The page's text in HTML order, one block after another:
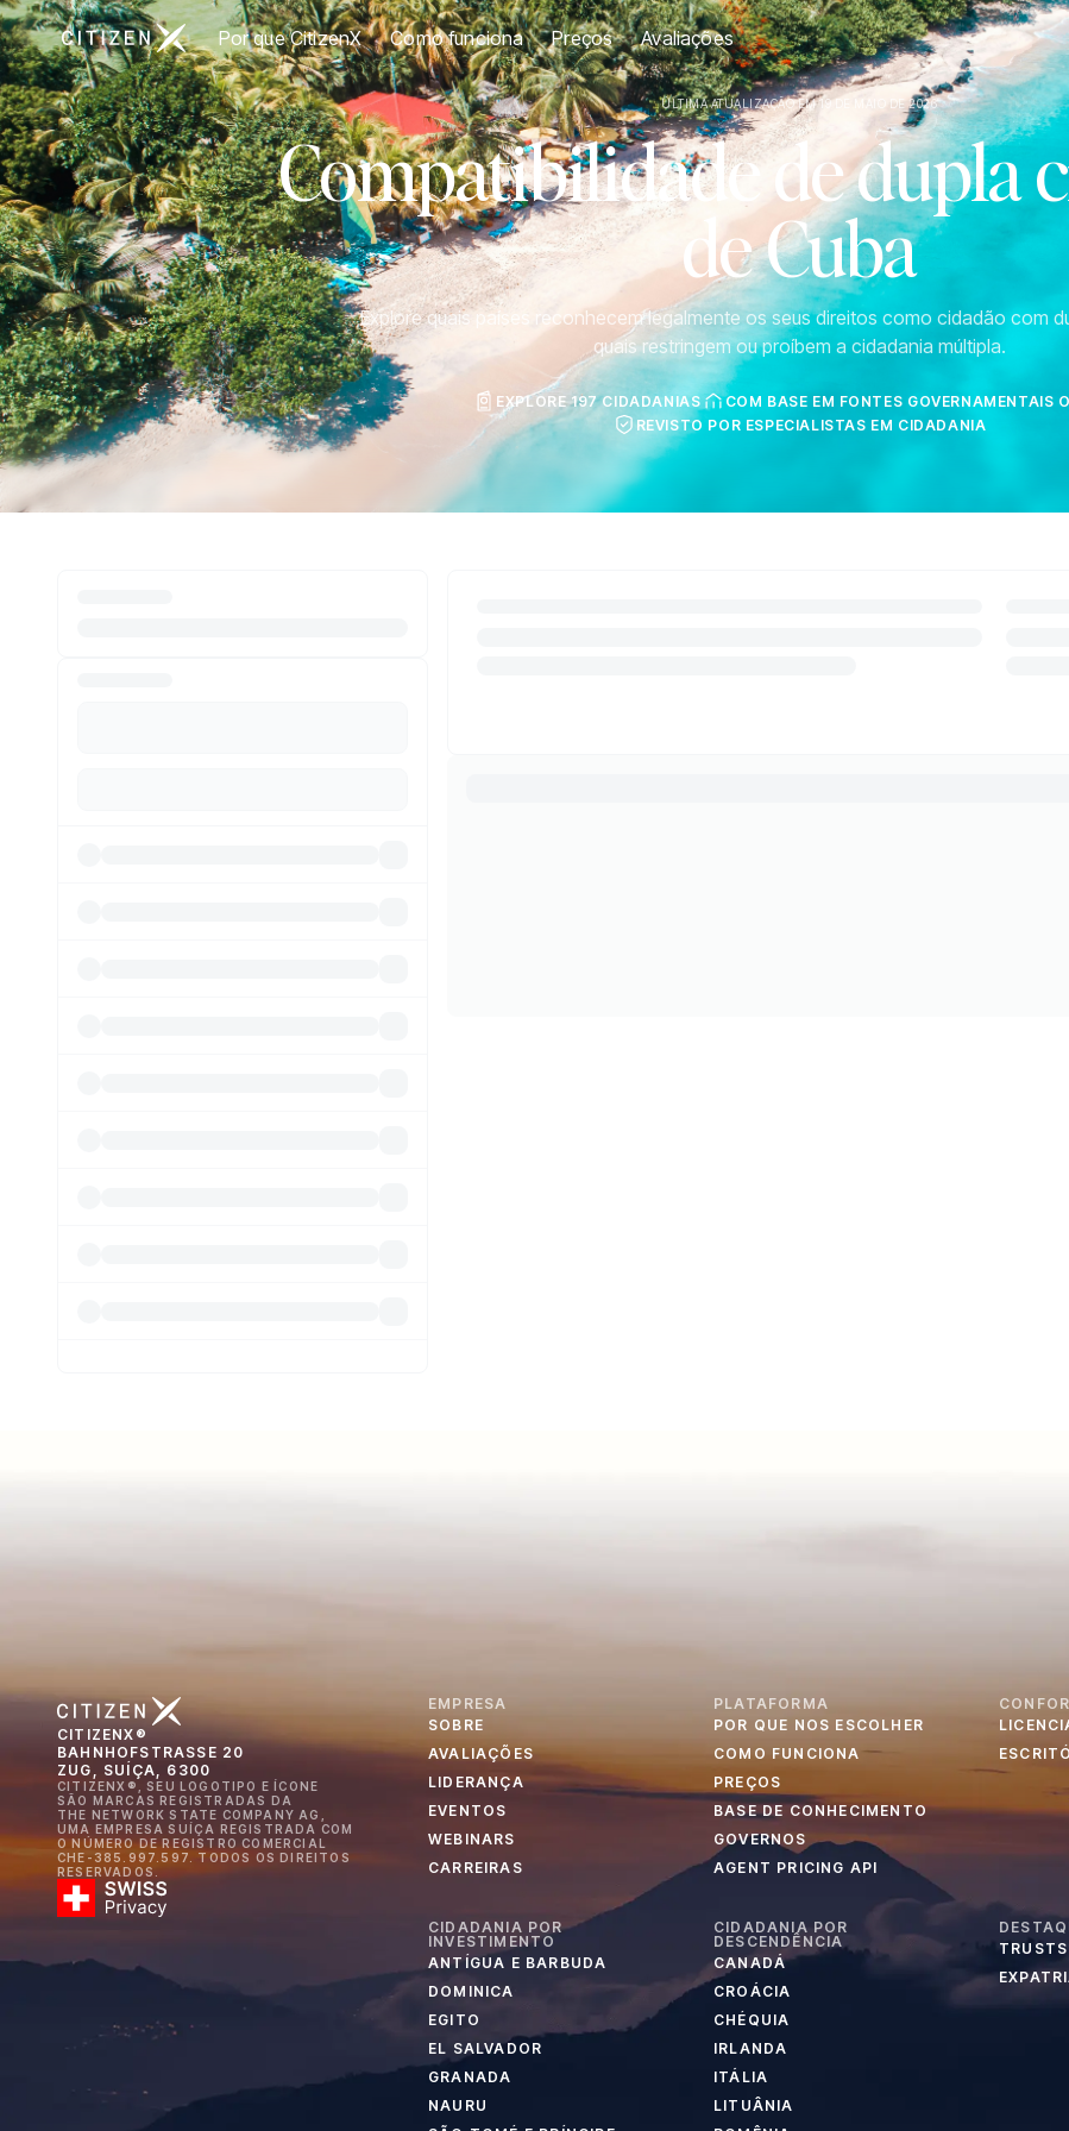
Ir para a página inicial da CitizenX
Por que CitizenX Como funciona Preços Avaliações
ÚLTIMA ATUALIZAÇÃO EM 19 DE MAIO DE 2026
Compatibilidade de dupla
de Cuba
Explore quais países reconhecem legalmente os seus direitos como cidadão com
quais restringem ou proíbem a cidadania múltipla.
EXPLORE 197 CIDADANIAS
COM BASE EM FONTES GOVERNAMENTAIS
REVISTO POR ESPECIALISTAS EM CIDADANIA
CITIZENX®
BAHNHOFSTRASSE 20
ZUG, SUÍÇA, 6300
CITIZENX®, SEU LOGOTIPO E ÍCONE
SÃO MARCAS REGISTRADAS DA
THE NETWORK STATE COMPANY AG,
UMA EMPRESA SUÍÇA REGISTRADA COM
O NÚMERO DE REGISTRO COMERCIAL
CHE-385.997.597. TODOS OS DIREITOS
RESERVADOS.
EMPRESA
SOBRE
AVALIAÇÕES
LIDERANÇA
EVENTOS
WEBINARS
CARREIRAS
PLATAFORMA
POR QUE NOS ESCOLHER
COMO FUNCIONA
PREÇOS
BASE DE CONHECIMENTO
GOVERNOS
AGENT PRICING API
CIDADANIA POR
INVESTIMENTO
ANTÍGUA E BARBUDA
DOMINICA
EGITO
EL SALVADOR
GRANADA
NAURU
CIDADANIA POR
DESCENDÊNCIA
CANADÁ
CROÁCIA
CHÉQUIA
IRLANDA
ITÁLIA
LITUÂNIA